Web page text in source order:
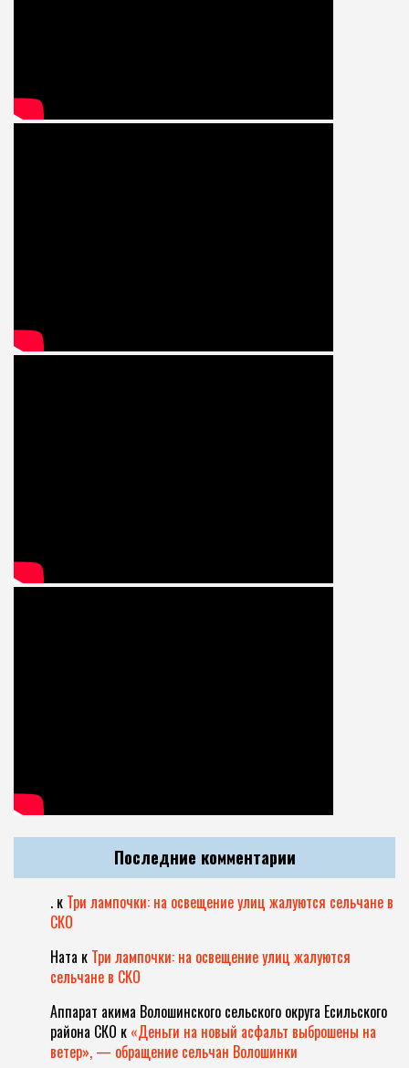
Последние комментарии
. к Три лампочки: на освещение улиц жалуются сельчане в
СКО
Ната к Три лампочки: на освещение улиц жалуются
сельчане в СКО
Аппарат акима Волошинского сельского округа Есильского
района СКО к «Деньги на новый асфальт выброшены на
ветер», — обращение сельчан Волошинки